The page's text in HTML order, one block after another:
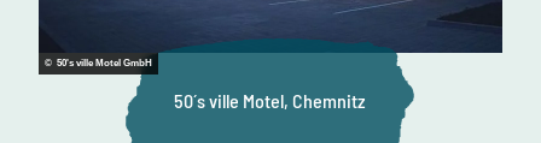
© 50's ville Motel GmbH
50´s ville Motel, Chemnitz